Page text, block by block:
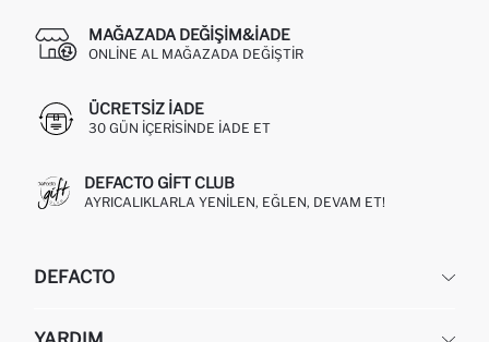
MAĞAZADA DEĞIŞIM&İADE
ONLINE AL MAĞAZADA DEĞIŞTIR
ÜCRETSIZ IADE
30 GÜN IÇERISINDE IADE ET
DEFACTO GIFT CLUB
AYRICALIKLARLA YENILEN, EĞLEN, DEVAM ET!
DEFACTO